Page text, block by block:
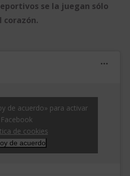
se la juegan sólo
corazón.
de acuerdo» para activar
Facebook
de cookies
de acuerdo